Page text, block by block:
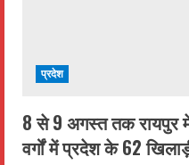
प्रदेश
8 से 9 अगस्त तक रायपुर
वर्गों में प्रदेश के 62